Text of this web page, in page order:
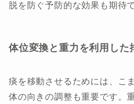
脱を防ぐ予防的な効果も期待
体位変換と重力を利用した
痰を移動させるためには、こ
体の向きの調整も重要です。